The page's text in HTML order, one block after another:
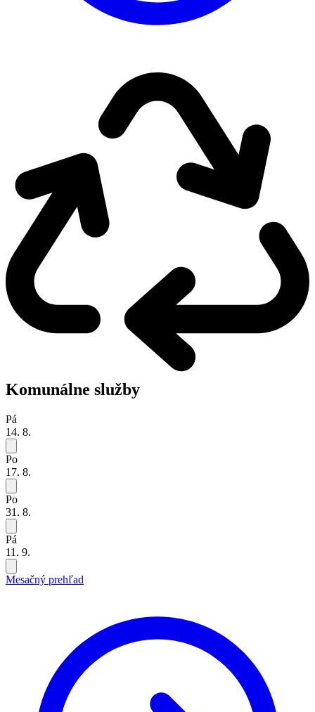
Komunálne služby
Pá
14. 8.
Po
17. 8.
Po
31. 8.
Pá
11. 9.
Mesačný prehľad